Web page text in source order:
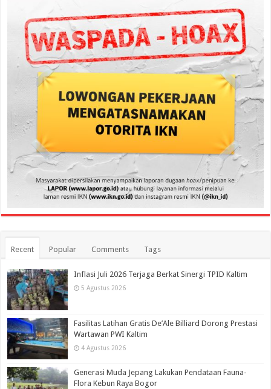
Recent Popular Comments Tags
Inflasi Juli 2026 Terjaga Berkat Sinergi TPID Kaltim
5 Agustus 2026
Fasilitas Latihan Gratis De’Ale Billiard Dorong Prestasi
Wartawan PWI Kaltim
4 Agustus 2026
Generasi Muda Jepang Lakukan Pendataan Fauna-
Flora Kebun Raya Bogor